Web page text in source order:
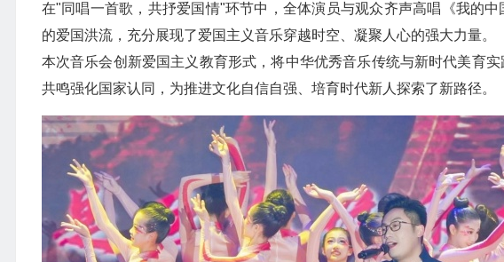
在"同唱一首歌，共抒爱国情"环节中，全体演员与观众齐声高唱《我的
的爱国洪流，充分展现了爱国主义音乐穿越时空、凝聚人心的强大力量。
本次音乐会创新爱国主义教育形式，将中华优秀音乐传统与新时代美育
共鸣强化国家认同，为推进文化自信自强、培育时代新人探索了新路径。